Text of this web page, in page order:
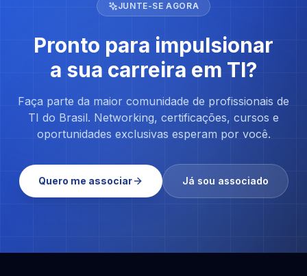
JUNTE-SE AGORA
Pronto para impulsionar
a sua carreira em TI?
Faça parte da maior comunidade de profissionais de
TI do Brasil. Networking, certificações, cursos e
oportunidades exclusivas esperam por você.
Quero me associar Já sou associado